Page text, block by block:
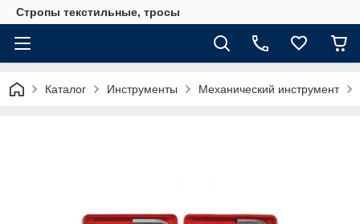
Стропы текстильные, тросы
Каталог Инструменты Механический инструмент